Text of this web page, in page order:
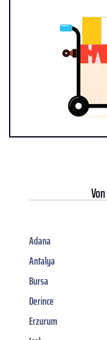
Von
Adana
Antalya
Bursa
Derince
Erzurum